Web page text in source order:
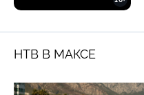
НТВ В МАКСЕ